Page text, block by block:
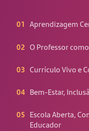
01 Aprendizagem
02 O Professor
03 Currículo Vivo e
04 Bem-Estar,
05 Escola Aberta,
Educador